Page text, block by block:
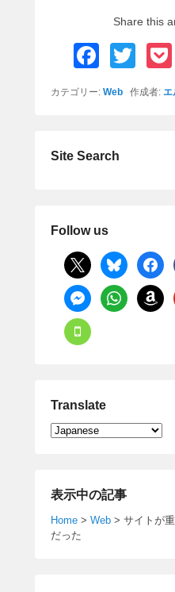
Share this
F
a
b
k
T
wi
tt
カテゴリー: Web 作成者: エ
Site Search
Follow us
x bluesky
messengerwhatsappamazon
mobile
Translate
表示中の記事
Home > Web > サイトが
だった